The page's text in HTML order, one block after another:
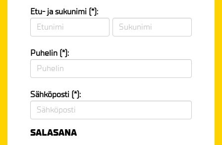
Etu- ja sukunimi (*):
Puhelin (*):
Sähköposti (*):
SALASANA